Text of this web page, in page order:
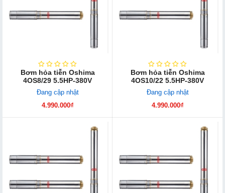
Bơm hỏa tiễn Oshima
4OS8/29 5.5HP-380V
Đang cập nhật
4.990.000₫
Bơm hỏa tiễn Oshima
4OS10/22 5.5HP-380V
Đang cập nhật
4.990.000₫